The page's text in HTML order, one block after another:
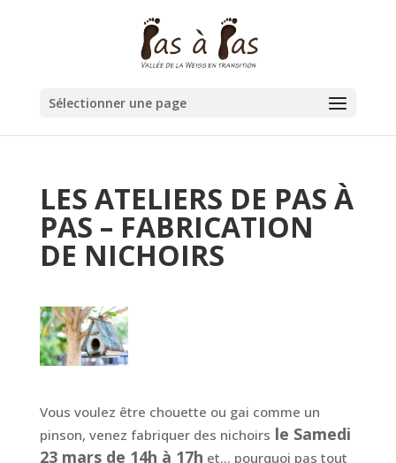
Sélectionner une page
LES ATELIERS DE PAS À
PAS – FABRICATION
DE NICHOIRS
TRANSITION
Vous voulez être chouette ou gai comme un
pinson, venez fabriquer des nichoirs le Samedi
23 mars de 14h à 17h et… pourquoi pas tout